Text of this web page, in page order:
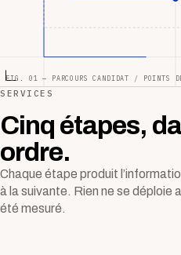
FIG. 01 — PARCOURS CANDIDAT / POINTS
SERVICES
Cinq étapes,
ordre.
Chaque étape produit
à la suivante. Rien ne se déploie
été mesuré.